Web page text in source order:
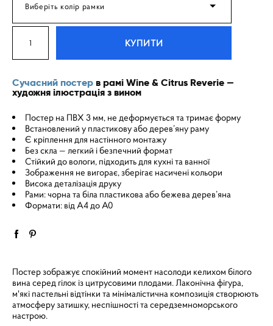
Виберіть колір рамки
КУПИТИ
Сучасний постер в рамі Wine & Citrus Reverie —
художня ілюстрація з вином
Постер на ПВХ 3 мм, не деформується та тримає форму
Встановлений у пластикову або дерев’яну раму
Є кріплення для настінного монтажу
Без скла — легкий і безпечний формат
Стійкий до вологи, підходить для кухні та ванної
Зображення не вигорає, зберігає насичені кольори
Висока деталізація друку
Рами: чорна та біла пластикова або бежева дерев’яна
Формати: від A4 до A0
Постер зображує спокійний момент насолоди келихом білого
вина серед гілок із цитрусовими плодами. Лаконічна фігура,
м'які пастельні відтінки та мінімалістична композиція створюють
атмосферу затишку, неспішності та середземноморського
настрою.